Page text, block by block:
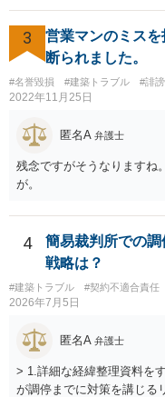
計600万円。」の和解案を提
たのでその説得には相当の時
もとに和解に応じることがＤ
を数回重ねた結果Dは私の和
計したCは自分には責任はな
しい。 Cには大きな責任があ
い。Ｄが私に委任状を書いて
の弁護士としての全ての能力
ったところ、裁判長は「弁論
たい。」と言われました。
あれば判決を書かざるを得ず
のです。 私は裁判長のこの
果、Ｃも200万円を支払うこ
決したのです。 この事件の
転勤の挨拶状に手書きで「お
か支払う意向がない旨を伝
方の立場としても、裁判
判が終わるまでキャッシュ
るでしょうから、減額に応
す。
3
営業マンのミス
断られました。
#名誉毀損 #建築トラブル #誹
2022年11月25日
匿名A 弁護士
残念ですがそうなりますね
が。
4
簡易裁判所での
戦略は？
#建築トラブル #契約不適合責任
2026年7月5日
匿名A 弁護士
> 1.詳細な経緯整理資料を
が調停までに対策を講じる